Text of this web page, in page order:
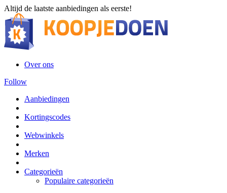
Altijd de laatste aanbiedingen als eerste!
Over ons
Follow
Aanbiedingen
Kortingscodes
Webwinkels
Merken
Categorieën
Populaire categorieën